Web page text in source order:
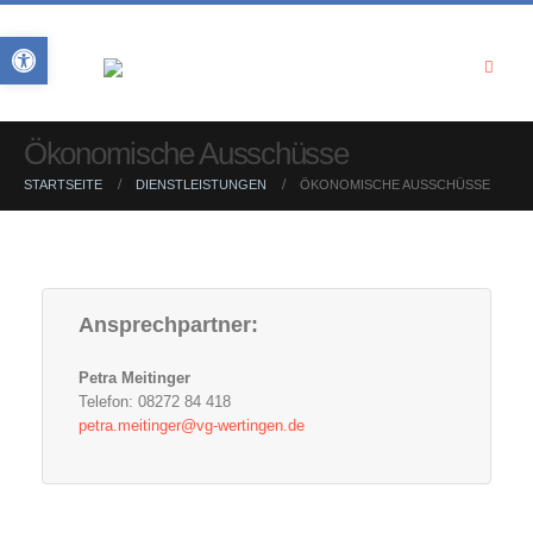
Ökonomische Ausschüsse
STARTSEITE DIENSTLEISTUNGEN ÖKONOMISCHE AUSSCHÜSSE
Ansprechpartner:
Petra Meitinger
Telefon: 08272 84 418
petra.meitinger@vg-wertingen.de
Open toolbar